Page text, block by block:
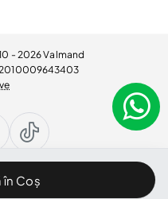
în Coș
- 2026 Valmand